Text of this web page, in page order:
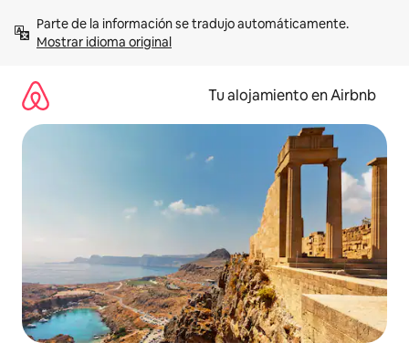
contenidoMostrar idioma original
Tu alojamiento en Airbnb